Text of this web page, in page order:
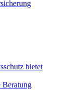
bietet
Beratung